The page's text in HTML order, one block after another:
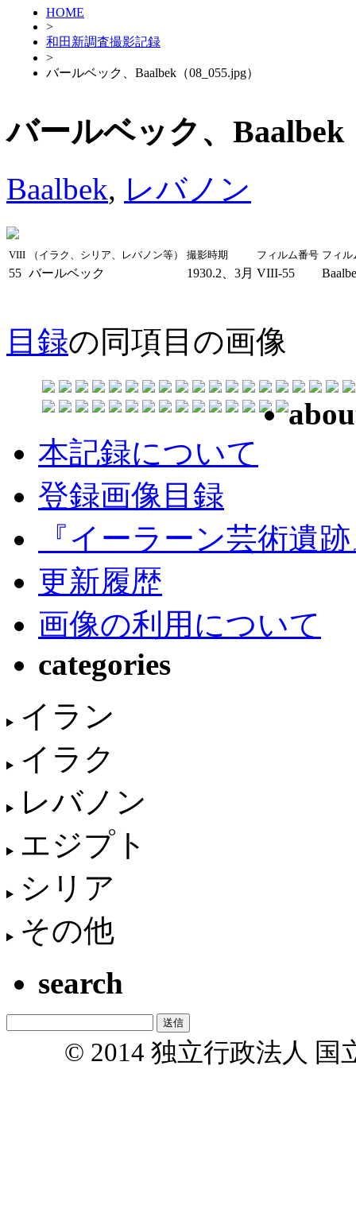
HOME
>
和田新調査撮影記録
>
バールベック、Baalbek（08_055.jpg）
バールベック、Baalbek
Baalbek, レバノン
VIII （イラク、シリア、レバノン等） 撮影時期 フィルム番号 フィル
55 バールベック 1930.2、3月 VIII-55
目録の同項目の画像
本記録について
登録画像目録
『イーラーン芸術遺
更新履歴
画像の利用について
categories
イラン
イラク
レバノン
エジプト
シリア
その他
search
© 2014 独立行政法人 国